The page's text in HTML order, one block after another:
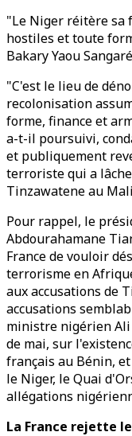
"Le Niger réitère sa
hostiles et toute
Bakary Yaou
"C'est le lieu de
recolonisation
forme, finance et
a-t-il poursuivi,
et publiquement
terroriste qui a
Tinzawatene au
Pour rappel, le
Abdourahamane
France de vouloir
terrorisme en
aux accusations de
accusations
ministre nigérien Ali
de mai, sur
français au Bénin,
le Niger, le Quai
allégations
La France rejette